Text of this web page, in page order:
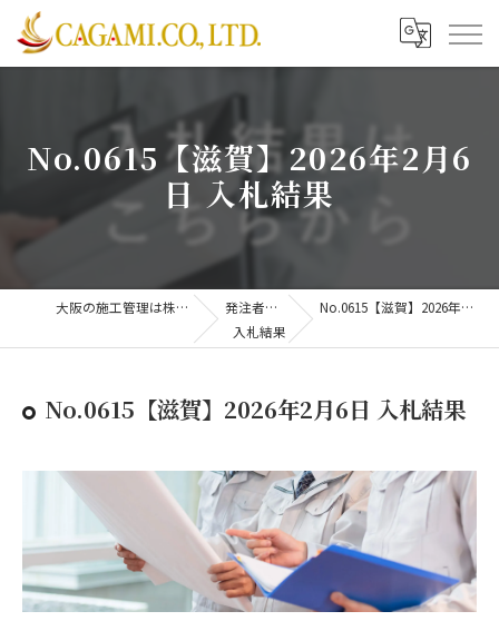
No.0615【滋賀】2026年2月6
日 入札結果
大阪の施工管理は株式会社CAGAMI
発注者支援業務
入札結果
No.0615【滋賀】2026年2月6日 入札結果
No.0615【滋賀】2026年2月6日 入札結果